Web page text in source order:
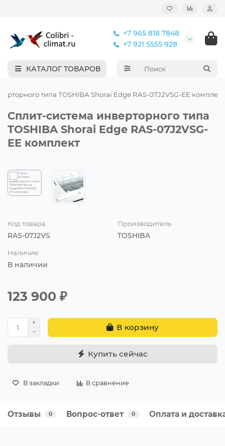
+7 965 818 7848
+7 921 5555 928
КАТАЛОГ ТОВАРОВ
типа TOSHIBA Shorai Edge RAS-07J2VSG-EE комплект
Сплит-система инверторного типа
TOSHIBA Shorai Edge RAS-07J2VSG-
EE комплект
Код товара
RAS-07J2VS
Производитель
TOSHIBA
Наличие:
В наличии
123 900 ₽
В корзину
Купить сейчас
В закладки В сравнение
Отзывы 0 Вопрос-ответ 0 Оплата и